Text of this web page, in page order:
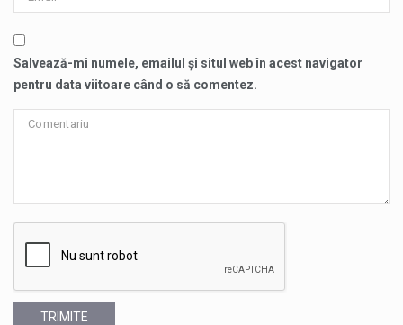
Salvează-mi numele, emailul și situl web în acest navigator
pentru data viitoare când o să comentez.
TRIMITE